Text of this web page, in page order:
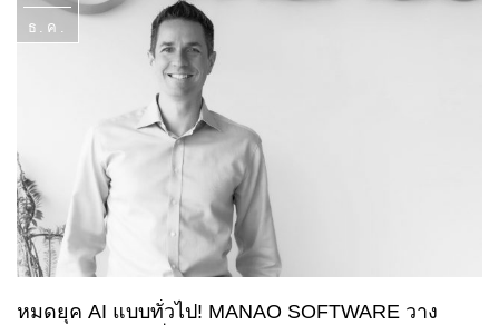
ธ.ค.
หมดยุค AI แบบทั่วไป! MANAO SOFTWARE วาง